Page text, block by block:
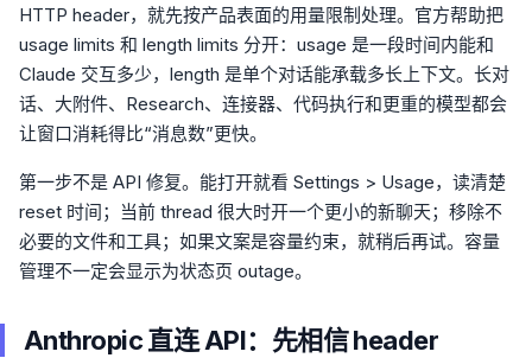
HTTP header，就先按产品表面的用量限制处理。官方帮助把
usage limits 和 length limits 分开：usage 是一段时间内能和
Claude 交互多少，length 是单个对话能承载多长上下文。长对
话、大附件、Research、连接器、代码执行和更重的模型都会
让窗口消耗得比“消息数”更快。
第一步不是 API 修复。能打开就看 Settings > Usage，读清楚
reset 时间；当前 thread 很大时开一个更小的新聊天；移除不
必要的文件和工具；如果文案是容量约束，就稍后再试。容量
管理不一定会显示为状态页 outage。
Anthropic 直连 API：先相信 header